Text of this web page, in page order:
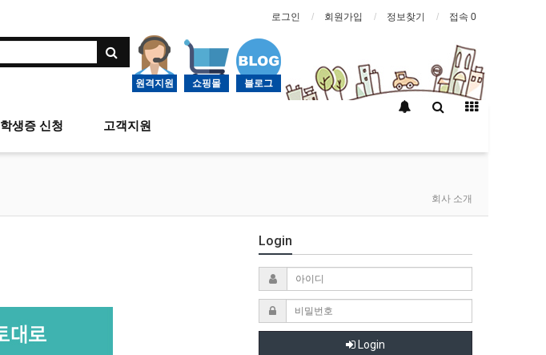
로그인 회원가입 정보찾기 접속 0
원격지원 쇼핑몰 블로그
학생증 신청 고객지원
회사 소개
Login
Login